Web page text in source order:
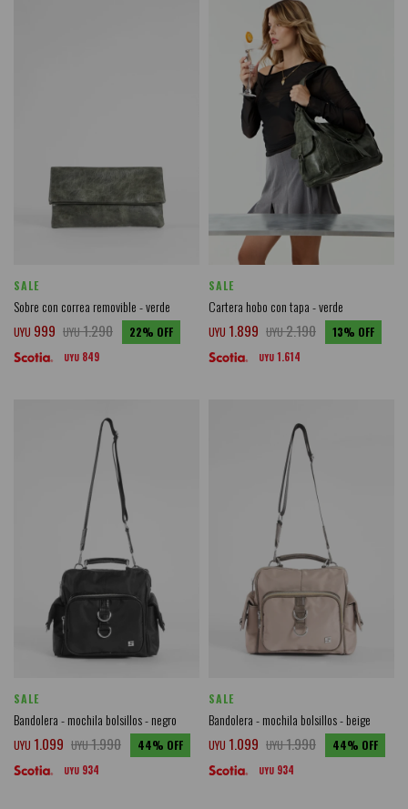
SALE
Sobre con correa removible - verde
UYU 999 UYU1.290 22
UYU 849
SALE
Cartera hobo con tapa - verde
UYU 1.899 UYU2.190 13
UYU 1.614
SALE
Bandolera - mochila bolsillos - negro
UYU 1.099 UYU1.990 44
UYU 934
SALE
Bandolera - mochila bolsillos - beige
UYU 1.099 UYU1.990 44
UYU 934